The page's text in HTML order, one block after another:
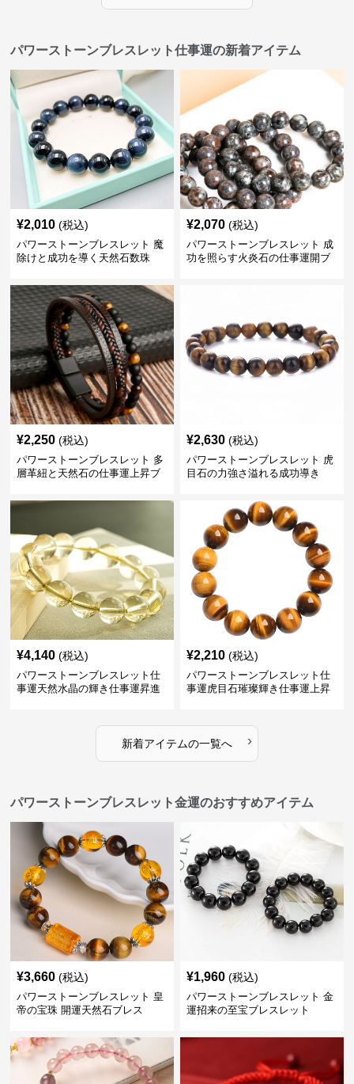
パワーストーンブレスレット仕事運の新着アイテム
¥2,010 (税込)
パワーストーンブレスレット 魔
除けと成功を導く天然石数珠
¥2,070 (税込)
パワーストーンブレスレット 成
功を照らす火炎石の仕事運開ブ
¥2,250 (税込)
パワーストーンブレスレット 多
層革紐と天然石の仕事運上昇ブ
¥2,630 (税込)
パワーストーンブレスレット 虎
目石の力強さ溢れる成功導き
¥4,140 (税込)
パワーストーンブレスレット仕
事運天然水晶の輝き仕事運昇進
¥2,210 (税込)
パワーストーンブレスレット仕
事運虎目石璀璨輝き仕事運上昇
新着アイテムの一覧へ ›
パワーストーンブレスレット金運のおすすめアイテム
¥3,660 (税込)
パワーストーンブレスレット 皇
帝の宝珠 開運天然石ブレス
¥1,960 (税込)
パワーストーンブレスレット 金
運招来の至宝ブレスレット